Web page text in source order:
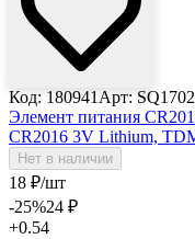
Код: 180941 Арт:
Элемент питания
CR2016 3V Lithium,
Нет в наличии
18 ₽/шт
-25%24 ₽
+0.54